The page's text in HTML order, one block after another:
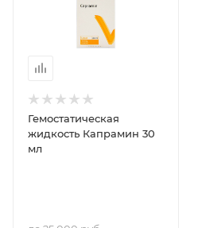
Гемостатическая
жидкость Капрамин 30
мл